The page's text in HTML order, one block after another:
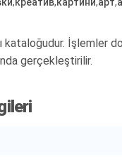
kataloğudur. İşlemler
gerçekleştirilir.